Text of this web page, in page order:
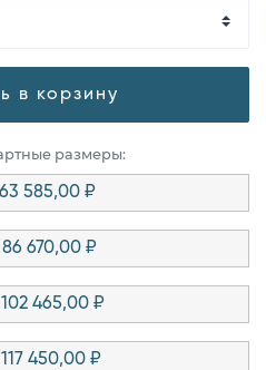
в корзину
размеры:
585,00 ₽
670,00 ₽
465,00 ₽
450,00 ₽